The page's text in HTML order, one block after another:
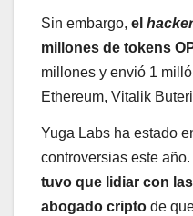
Sin embargo, el hacker
millones de tokens
millones y envió 1
Ethereum, Vitalik
Yuga Labs ha estado
controversias este
tuvo que lidiar con
abogado cripto de